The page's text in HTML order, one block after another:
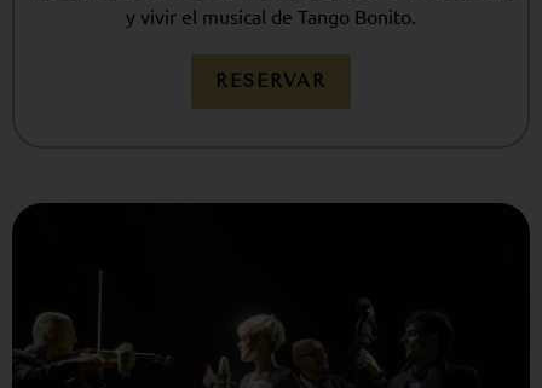
y vivir el musical de Tango Bonito.
RESERVAR